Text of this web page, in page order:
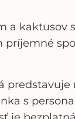
a kaktusov
s